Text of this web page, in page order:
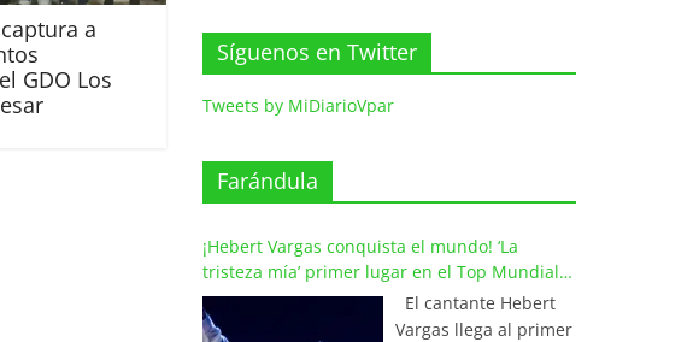
a
GDO Los
Síguenos en Twitter
Tweets by MiDiarioVpar
Farándula
¡Hebert Vargas conquista el mundo! ‘La
tristeza mía’ primer lugar en el Top Mundial
del Vallenato
El cantante Hebert
Vargas llega al primer